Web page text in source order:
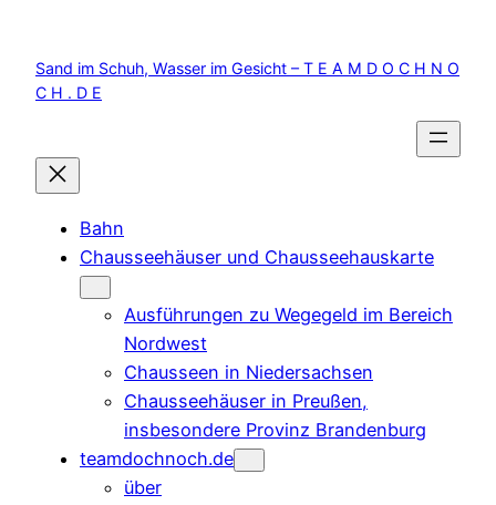
springen
Sand im Schuh, Wasser im Gesicht – T E A M D O C H N O
C H . D E
Bahn
Chausseehäuser und Chausseehauskarte
Ausführungen zu Wegegeld im Bereich
Nordwest
Chausseen in Niedersachsen
Chausseehäuser in Preußen,
insbesondere Provinz Brandenburg
teamdochnoch.de
über